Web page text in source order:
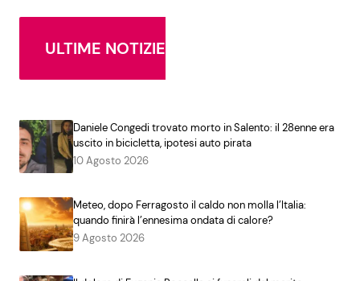
ULTIME NOTIZIE
Daniele Congedi trovato morto in Salento: il 28enne era
uscito in bicicletta, ipotesi auto pirata
10 Agosto 2026
Meteo, dopo Ferragosto il caldo non molla l’Italia:
quando finirà l’ennesima ondata di calore?
9 Agosto 2026